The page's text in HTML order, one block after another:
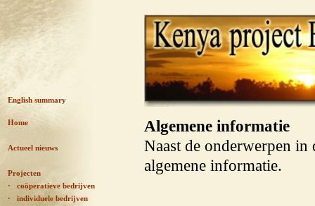
English summary
Home
Actueel nieuws
Projecten
· coöperatieve bedrijven
· individuele bedrijven
Algemene informatie
Naast de onderwerpen
algemene informatie.